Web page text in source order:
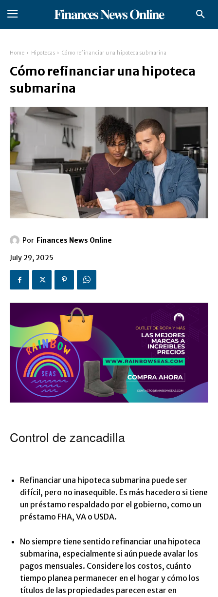
𝐅𝐢𝐧𝐚𝐧𝐜𝐞𝐬 𝐍𝐞𝐰𝐬 𝐎𝐧𝐥𝐢𝐧𝐞
Home Hipotecas Cómo refinanciar una hipoteca submarina
Cómo refinanciar una hipoteca
submarina
Por Finances News Online
July 29, 2025
Control de zancadilla
Refinanciar una hipoteca submarina puede ser
difícil, pero no inasequible. Es más hacedero si tiene
un préstamo respaldado por el gobierno, como un
préstamo FHA, VA o USDA.
No siempre tiene sentido refinanciar una hipoteca
submarina, especialmente si aún puede avalar los
pagos mensuales. Considere los costos, cuánto
tiempo planea permanecer en el hogar y cómo los
títulos de las propiedades parecen estar en